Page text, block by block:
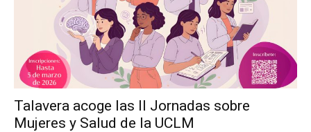
Talavera acoge las II Jornadas sobre
Mujeres y Salud de la UCLM